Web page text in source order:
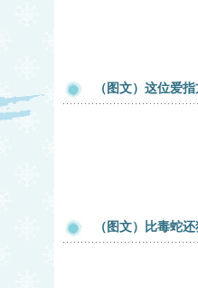
（图文）这位爱
（图文）比毒蛇